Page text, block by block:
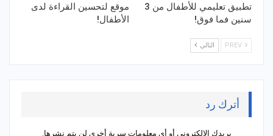
تطبيق تعليمي للأطفال من 3
سنين فما فوق!
موقع لتحسين القراءة لدى
الأطفال!
التالي
أترك رد
بريدك الإلكتروني أو أي معلومات سرية أخرى لن يتم نشرها.